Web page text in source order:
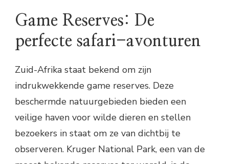
Game Reserves: De
perfecte safari-avonturen
Zuid-Afrika staat bekend om zijn
indrukwekkende game reserves. Deze
beschermde natuurgebieden bieden een
veilige haven voor wilde dieren en stellen
bezoekers in staat om ze van dichtbij te
observeren. Kruger National Park, een van de